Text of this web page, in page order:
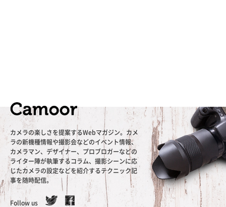
カメラの楽しさを提案するWebマガジン。カメ
ラの新機種情報や撮影会などのイベント情報、
カメラマン、デザイナー、プロブロガーなどの
ライター陣が執筆するコラム、撮影シーンに応
じたカメラの設定などを紹介するテクニック記
事を随時配信。
Follow us